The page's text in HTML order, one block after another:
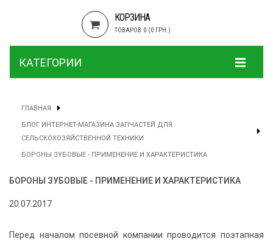
КОРЗИНА
ТОВАРОВ 0 (0 ГРН.)
КАТЕГОРИИ
ГЛАВНАЯ
БЛОГ ИНТЕРНЕТ-МАГАЗИНА ЗАПЧАСТЕЙ ДЛЯ
СЕЛЬСКОХОЗЯЙСТВЕННОЙ ТЕХНИКИ
БОРОНЫ ЗУБОВЫЕ - ПРИМЕНЕНИЕ И ХАРАКТЕРИСТИКА
БОРОНЫ ЗУБОВЫЕ - ПРИМЕНЕНИЕ И ХАРАКТЕРИСТИКА
20.07.2017
Перед началом посевной компании проводится поэтапная